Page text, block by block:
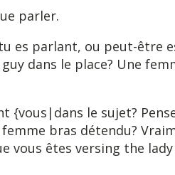
parler.
es parlant, ou peut-être
dans le place? Une
{vous|dans le sujet?
bras détendu?
vous êtes versing the